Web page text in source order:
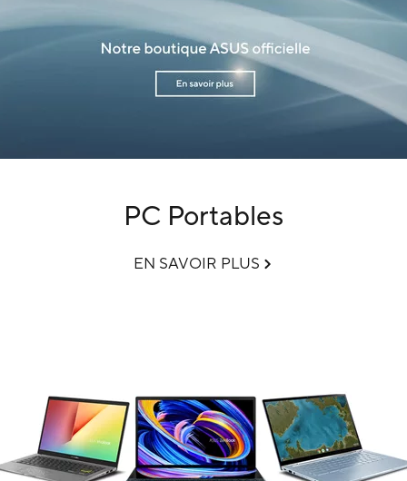
PC Portables
EN SAVOIR PLUS